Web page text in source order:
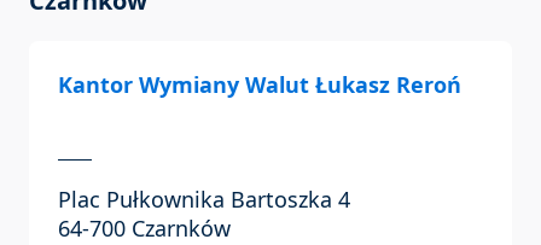
Kantor Wymiany Walut Łukasz Reroń
Plac Pułkownika Bartoszka 4
64-700 Czarnków